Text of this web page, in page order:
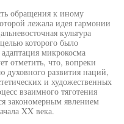
обращения к иному
лежала идея гармонии
культура
которого было
микрокосма
отметить, что, вопреки
духовного развития наций,
и художественных
взаимного тяготения
закономерным явлением
XX века.